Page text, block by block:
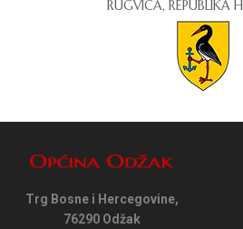
RUGVICA, REPUBLIKA
Trg Bosne i Hercegovine,
76290 Odžak